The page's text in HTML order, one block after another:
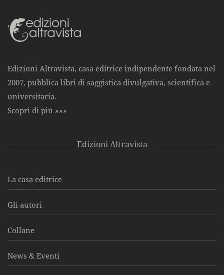
Edizioni Altravista, casa editrice indipendente fondata nel
2007, pubblica libri di saggistica divulgativa, scientifica e
universitaria.
Scopri di più »»»
Edizioni Altravista
La casa editrice
Gli autori
Collane
News & Eventi